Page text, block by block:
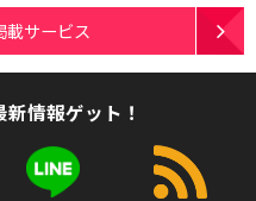
載サービス
情報ゲット！